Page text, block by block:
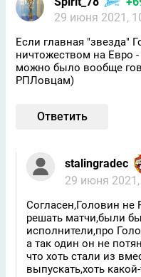
29 июня 2021,
Если главная "звезда"
ничтожеством на Евро
можно было вообще
РПЛовцам)
Ответить
stalingradec
29 июня
Согласен,Головин не
решать матчи,были
исполнители,про
а так один он не
что хоть стали из
выпускать,хоть